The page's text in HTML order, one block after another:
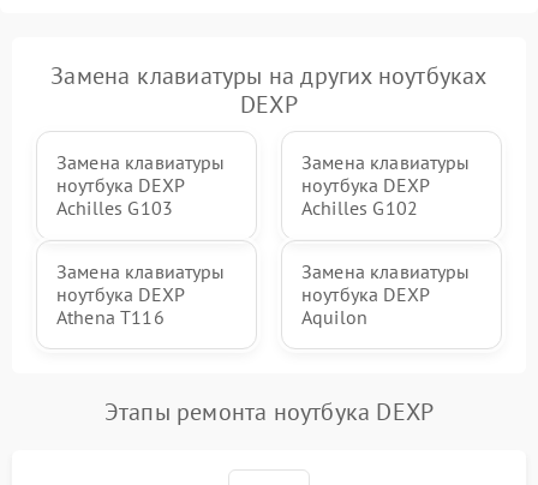
Замена клавиатуры на других ноутбуках
DEXP
Замена клавиатуры
ноутбука DEXP
Achilles G103
Замена клавиатуры
ноутбука DEXP
Achilles G102
Замена клавиатуры
ноутбука DEXP
Athena T116
Замена клавиатуры
ноутбука DEXP
Aquilon
Этапы ремонта ноутбука DEXP